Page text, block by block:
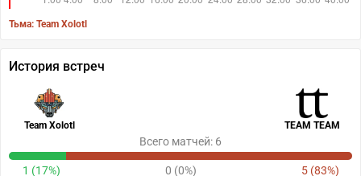
Тьма: Team Xolotl
История встреч
Team Xolotl TEAM TEAM
Всего матчей: 6
1 (17%) 0 (0%) 5 (83%)